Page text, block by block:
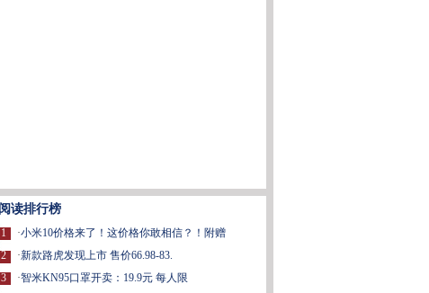
阅读排行榜
1
2
3
·小米10价格来了！这价格你敢相信？！附赠
·新款路虎发现上市 售价66.98-83.
·智米KN95口罩开卖：19.9元 每人限